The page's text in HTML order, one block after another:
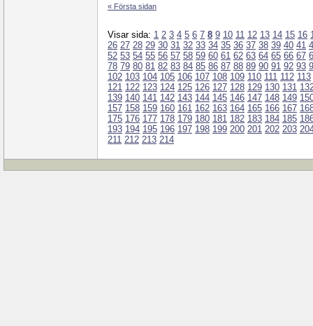
« Första sidan
Visar sida: 1 2 3 4 5 6 7 8 9 10 11 12 13 14 15 16
26 27 28 29 30 31 32 33 34 35 36 37 38 39 40 41
52 53 54 55 56 57 58 59 60 61 62 63 64 65 66 67
78 79 80 81 82 83 84 85 86 87 88 89 90 91 92 93
102 103 104 105 106 107 108 109 110 111 112 113
121 122 123 124 125 126 127 128 129 130 131
139 140 141 142 143 144 145 146 147 148 149
157 158 159 160 161 162 163 164 165 166 167
175 176 177 178 179 180 181 182 183 184 185
193 194 195 196 197 198 199 200 201 202 203
211 212 213 214